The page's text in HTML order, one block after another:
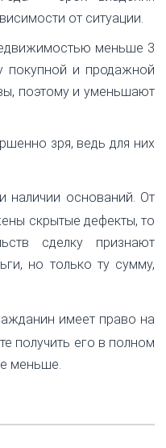
от ситуации.
меньше 3
покупной и продажной
поэтому и уменьшают
зря, ведь для них
наличии оснований. От
скрытые дефекты, то
сделку признают
но только ту сумму,
имеет право на
получить его в полном
меньше.